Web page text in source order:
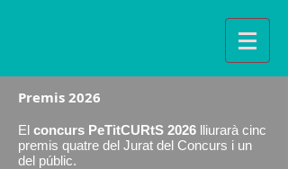
Premis 2026
El concurs PeTitCURtS 2026 lliurarà cinc
premis quatre del Jurat del Concurs i un
del públic.